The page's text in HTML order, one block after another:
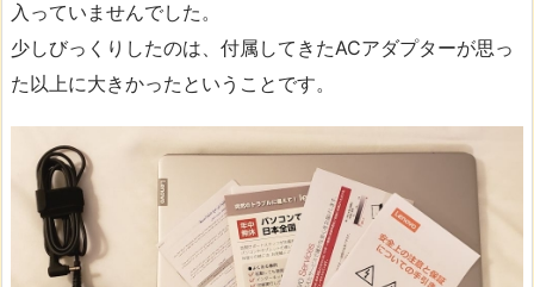
入っていませんでした。
少しびっくりしたのは、付属してきたACアダプターが思っ
た以上に大きかったということです。